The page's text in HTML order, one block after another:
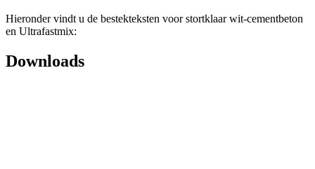
Hieronder vindt u de bestekteksten voor stortklaar wit-cementbeton
en Ultrafastmix:
Downloads